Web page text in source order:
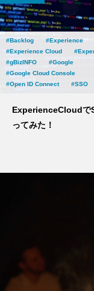
Backlog
Experience
Experience Cloud
gBizINFO
Google
Google Cloud Console
Open ID Connect
SSO
ExperienceCloudで
ってみた！